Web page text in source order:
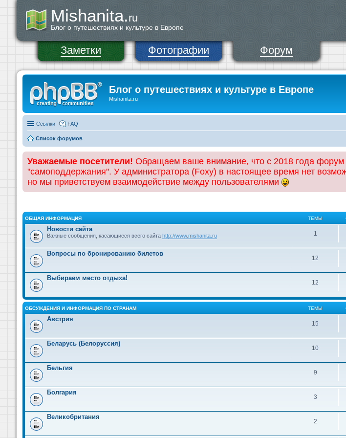
Mishanita.ru
Блог о путешествиях и культуре в Европе
Заметки Фотографии Форум
Блог о путешествиях и культуре в Европе
Mishanita.ru
Ссылки FAQ
Список форумов
Уважаемые посетители! Обращаем ваше внимание, что с 2018 года форум
"самоподдержания". У администратора (Foxy) в настоящее время нет
но мы приветствуем взаимодействие между пользователями
ОБЩАЯ ИНФОРМАЦИЯ ТЕМЫ
Новости сайта
Важные сообщения, касающиеся всего сайта http://www.mishanita.ru 1
Вопросы по бронированию билетов
12
Выбираем место отдыха!
12
ОБСУЖДЕНИЯ И ИНФОРМАЦИЯ ПО СТРАНАМ ТЕМЫ
Австрия
15
Беларусь (Белоруссия)
10
Бельгия
9
Болгария
3
Великобритания
2